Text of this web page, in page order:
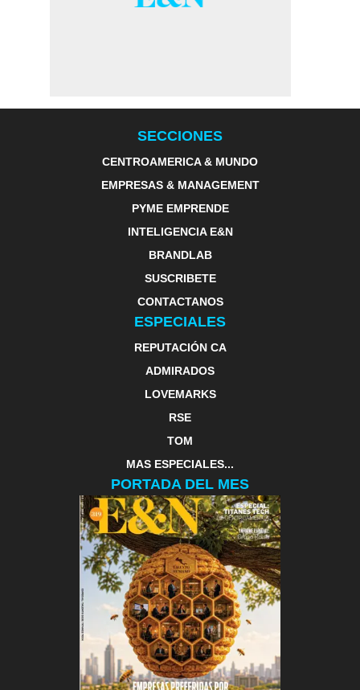
SECCIONES
CENTROAMERICA & MUNDO
EMPRESAS & MANAGEMENT
PYME EMPRENDE
INTELIGENCIA E&N
BRANDLAB
SUSCRIBETE
CONTACTANOS
ESPECIALES
REPUTACIÓN CA
ADMIRADOS
LOVEMARKS
RSE
TOM
MAS ESPECIALES...
PORTADA DEL MES